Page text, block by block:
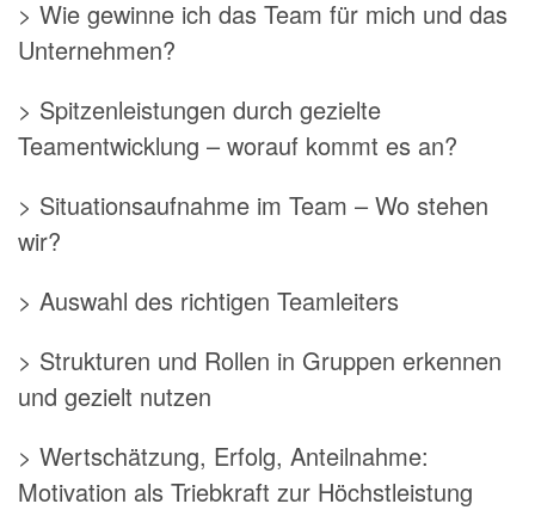
> Wie gewinne ich das Team für mich und das
Unternehmen?
> Spitzenleistungen durch gezielte
Teamentwicklung – worauf kommt es an?
> Situationsaufnahme im Team – Wo stehen
wir?
> Auswahl des richtigen Teamleiters
> Strukturen und Rollen in Gruppen erkennen
und gezielt nutzen
> Wertschätzung, Erfolg, Anteilnahme:
Motivation als Triebkraft zur Höchstleistung